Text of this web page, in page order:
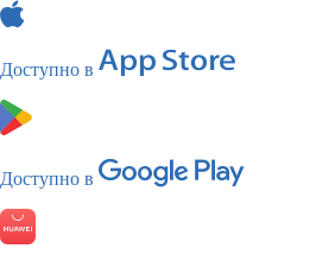
Доступно в
Доступно в